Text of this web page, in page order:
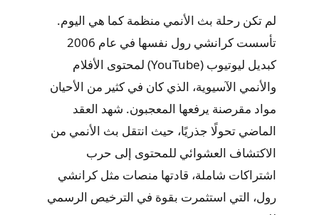
لم تكن رحلة بث الأنمي منظمة كما هي اليوم.
تأسست كرانشي رول نفسها في عام 2006
كبديل ليوتيوب (YouTube) لمحتوى الأفلام
والأنمي الآسيوية، الذي كان في كثير من الأحيان
مواد مقرصنة يرفعها المعجبون. شهد العقد
الماضي تحولًا جذريًا، حيث انتقل بث الأنمي من
الاكتشاف العشوائي للمحتوى إلى حرب
اشتراكات شاملة، قادتها منصات مثل كرانشي
رول، التي استثمرت بقوة في الترخيص الرسمي